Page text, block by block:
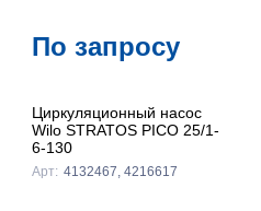
По запросу
Циркуляционный насос
Wilo STRATOS PICO 25/1-
6-130
Арт: 4132467, 4216617